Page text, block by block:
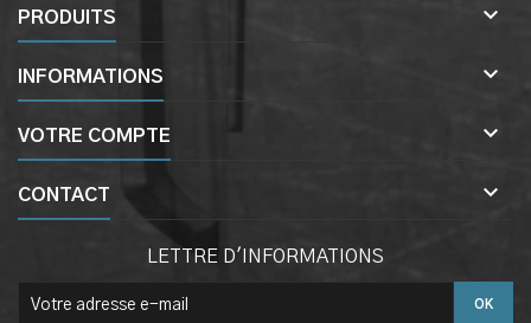
PRODUITS 
INFORMATIONS 
VOTRE COMPTE 
CONTACT 
LETTRE D'INFORMATIONS